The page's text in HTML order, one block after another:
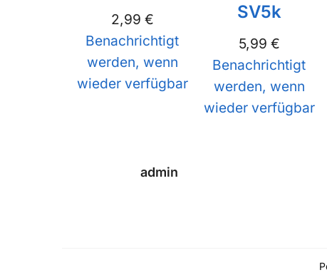
2,99 €
Benachrichtigt
werden, wenn
wieder verfügbar
SV5k
5,99 €
Benachrichtigt
werden, wenn
wieder verfügbar
admin